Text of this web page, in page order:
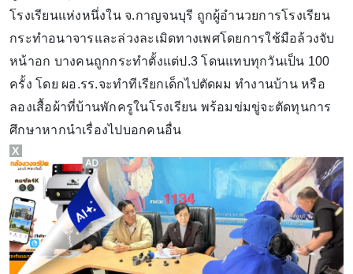
โรงเรียนแห่งหนึ่งใน จ.กาญจนบุรี ถูกผู้อำนวยการโรงเรียน
กระทำอนาจารและล่วงละเมิดทางเพศโดยการใช้มือล้วงจับ
หน้าอก บางคนถูกกระทำตั้งแต่ป.3 โดนแทบทุกวันเป็น 100
ครั้ง โดย ผอ.รร.จะทำทีเรียกเด็กไปตัดผม ทำงานบ้าน หรือ
ลองเสื้อผ้าที่บ้านพักครูในโรงเรียน พร้อมข่มขู่จะตัดทุนการ
ศึกษาหากนำเรื่องไปบอกคนอื่น
X